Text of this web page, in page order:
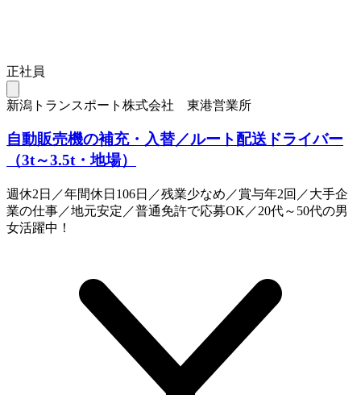
正社員
新潟トランスポート株式会社 東港営業所
自動販売機の補充・入替／ルート配送ドライバー
（3t～3.5t・地場）
週休2日／年間休日106日／残業少なめ／賞与年2回／大手企
業の仕事／地元安定／普通免許で応募OK／20代～50代の男
女活躍中！